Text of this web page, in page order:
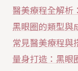
醫美療程全解析
黑眼圈的類型與
常見醫美療程與
量身打造：黑眼